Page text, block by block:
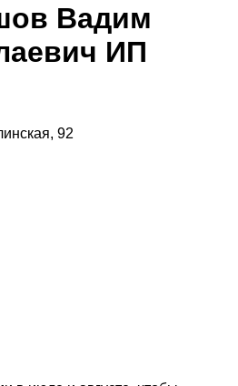
Вадим
ИП
92